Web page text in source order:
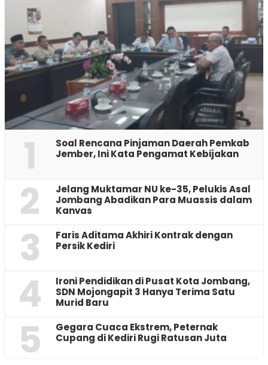
1
‎Soal Rencana Pinjaman Daerah Pemkab
Jember, Ini Kata Pengamat Kebijakan ‎
2
Jelang Muktamar NU ke-35, Pelukis Asal
Jombang Abadikan Para Muassis dalam
Kanvas
3
Faris Aditama Akhiri Kontrak dengan
Persik Kediri
4
Ironi Pendidikan di Pusat Kota Jombang,
SDN Mojongapit 3 Hanya Terima Satu
Murid Baru
5
‎Gegara Cuaca Ekstrem, Peternak
Cupang di Kediri Rugi Ratusan Juta